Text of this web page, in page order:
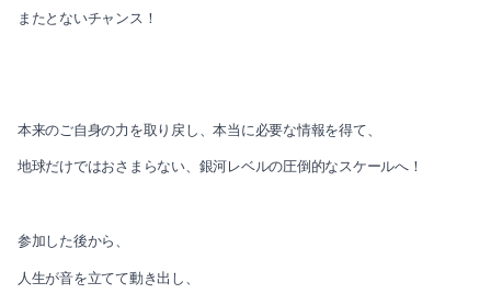
またとないチャンス！
本来のご自身の力を取り戻し、本当に必要な情報を得て、
地球だけではおさまらない、銀河レベルの圧倒的なスケールへ！
参加した後から、
人生が音を立てて動き出し、